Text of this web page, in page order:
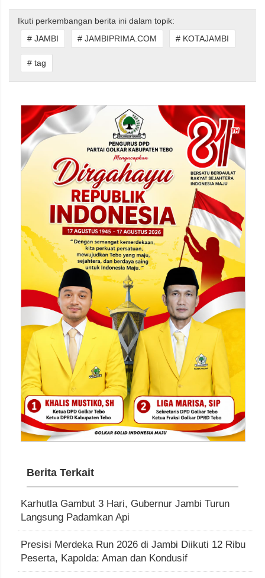
Ikuti perkembangan berita ini dalam topik:
# JAMBI
# JAMBIPRIMA.COM # KOTAJAMBI
# tag
Berita Terkait
Karhutla Gambut 3 Hari, Gubernur Jambi Turun
Langsung Padamkan Api
Presisi Merdeka Run 2026 di Jambi Diikuti 12 Ribu
Peserta, Kapolda: Aman dan Kondusif